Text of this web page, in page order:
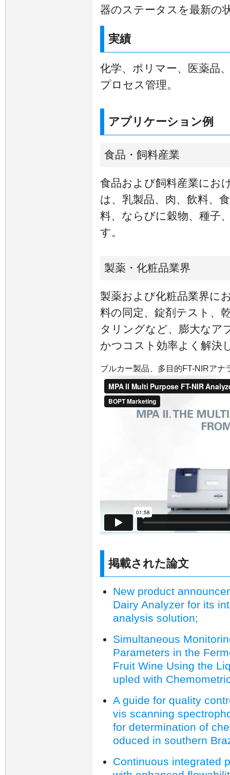
器のステータスを最新の
実績
化学、ポリマー、医薬品
プロセス管理。
アプリケーション例
食品・飼料産業
食品および飼料産業にお
は、乳製品、肉、飲料、
料、ならびに穀物、種子
す。
製薬・化粧品業界
製薬および化粧品業界に
料の同定、錠剤テスト、
タリングなど、膨大なア
かつコスト効率よく解決
ブルカー製品、多目的FT-NIRアナ
掲載された論文
New product
Dairy Analyzer for its
analysis solution;
Simultaneous
Parameters in the
Fruit Wine Using the
upled with
A guide for quality
vis scanning
for determination of
oduced in southern
Continuous integrated